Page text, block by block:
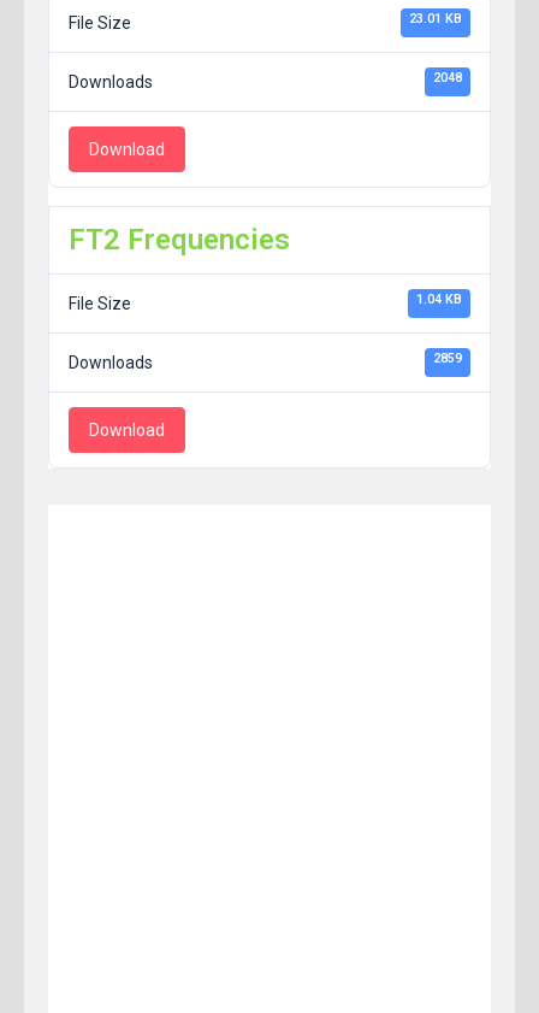
File Size 23.01 KB
Downloads 2048
Download
FT2 Frequencies
File Size 1.04 KB
Downloads 2859
Download